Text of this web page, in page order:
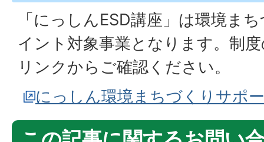
「にっしんESD講座」は環境ま
イント対象事業となります。制
リンクからご確認ください。
にっしん環境まちづくりサポ